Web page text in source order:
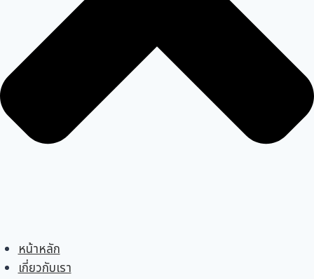
หน้าหลัก
เกี่ยวกับเรา